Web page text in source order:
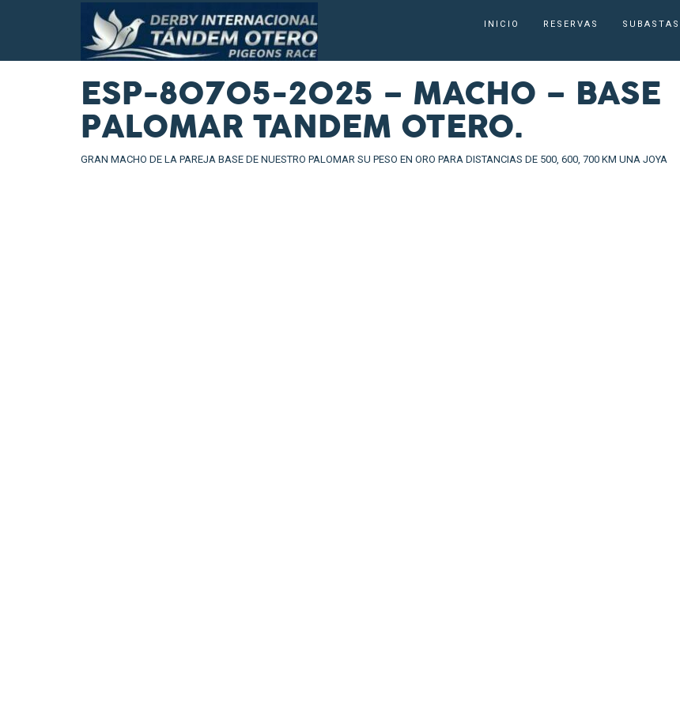
INICIO RESERVAS SUBASTAS
ESP-80705-2025 – MACHO – BASE
PALOMAR TANDEM OTERO.
GRAN MACHO DE LA PAREJA BASE DE NUESTRO PALOMAR SU PESO EN ORO PARA DISTANCIAS DE 500, 600, 700 KM UNA JOYA